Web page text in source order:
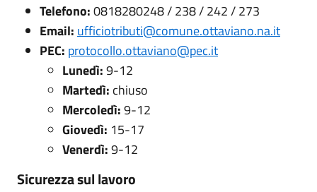
Telefono:0818280248 / 238 / 242 / 273
Email: ufficiotributi@comune.ottaviano.na.it
PEC: protocollo.ottaviano@pec.it
Lunedì:9-12
Martedì: chiuso
Mercoledì:9-12
Giovedì: 15-17
Venerdì:9-12
Sicurezza sul lavoro